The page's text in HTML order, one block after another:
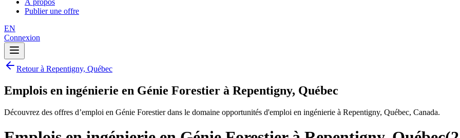
À propos
Publier une offre
EN
Connexion
Retour à Repentigny, Québec
Emplois en ingénierie en Génie Forestier à Repentigny, Québec
Découvrez des offres d’emploi en Génie Forestier dans le domaine opportunités d'emploi en ingénierie à Repentigny, Québec, Canada.